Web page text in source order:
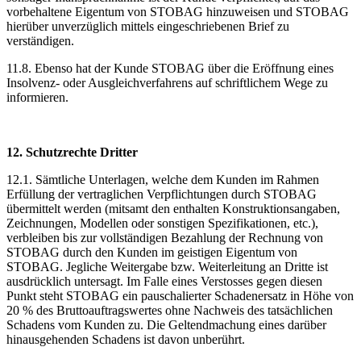
vorbehaltene Eigentum von STOBAG hinzuweisen und STOBAG
hierüber unverzüglich mittels eingeschriebenen Brief zu
verständigen.
11.8. Ebenso hat der Kunde STOBAG über die Eröffnung eines
Insolvenz- oder Ausgleichverfahrens auf schriftlichem Wege zu
informieren.
12. Schutzrechte Dritter
12.1. Sämtliche Unterlagen, welche dem Kunden im Rahmen
Erfüllung der vertraglichen Verpflichtungen durch STOBAG
übermittelt werden (mitsamt den enthalten Konstruktionsangaben,
Zeichnungen, Modellen oder sonstigen Spezifikationen, etc.),
verbleiben bis zur vollständigen Bezahlung der Rechnung von
STOBAG durch den Kunden im geistigen Eigentum von
STOBAG. Jegliche Weitergabe bzw. Weiterleitung an Dritte ist
ausdrücklich untersagt. Im Falle eines Verstosses gegen diesen
Punkt steht STOBAG ein pauschalierter Schadenersatz in Höhe von
20 % des Bruttoauftragswertes ohne Nachweis des tatsächlichen
Schadens vom Kunden zu. Die Geltendmachung eines darüber
hinausgehenden Schadens ist davon unberührt.